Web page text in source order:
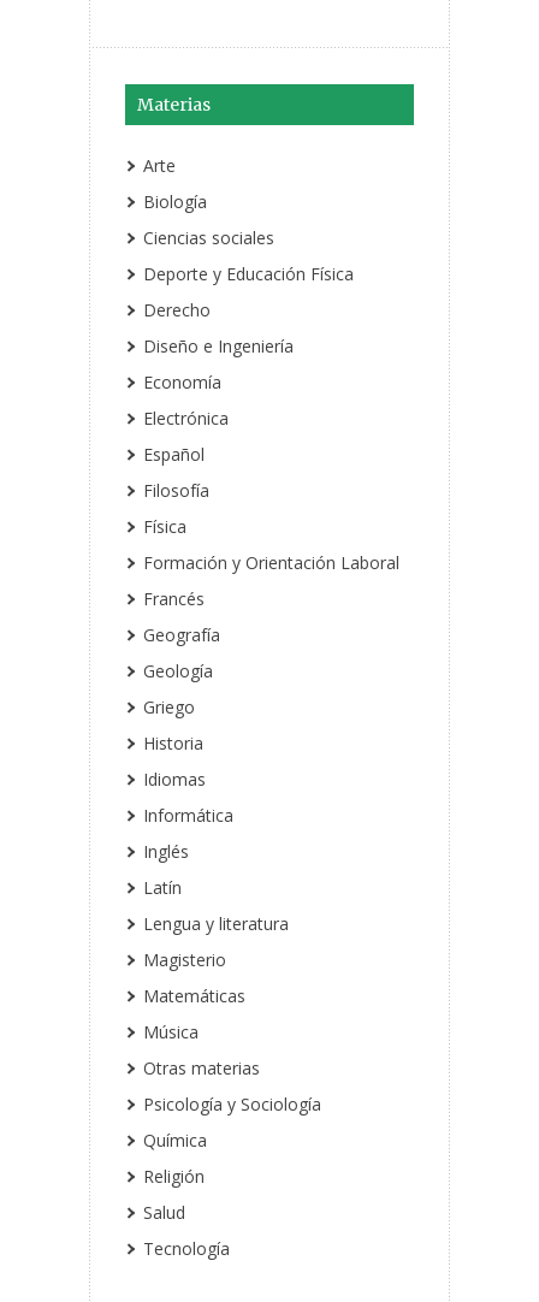
Materias
Arte
Biología
Ciencias sociales
Deporte y Educación Física
Derecho
Diseño e Ingeniería
Economía
Electrónica
Español
Filosofía
Física
Formación y Orientación Laboral
Francés
Geografía
Geología
Griego
Historia
Idiomas
Informática
Inglés
Latín
Lengua y literatura
Magisterio
Matemáticas
Música
Otras materias
Psicología y Sociología
Química
Religión
Salud
Tecnología